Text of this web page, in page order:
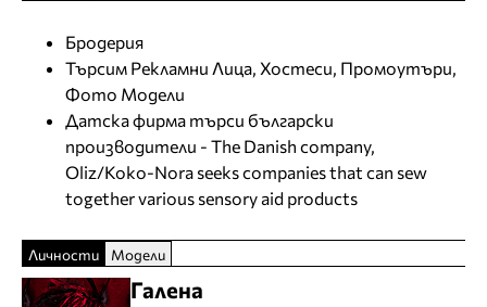
Бродерия
Търсим Рекламни Лица, Хостеси, Промоутъри,
Фото Модели
Датска фирма търси български
производители - The Danish company,
Oliz/Koko-Nora seeks companies that can sew
together various sensory aid products
Личности Модели
Галена